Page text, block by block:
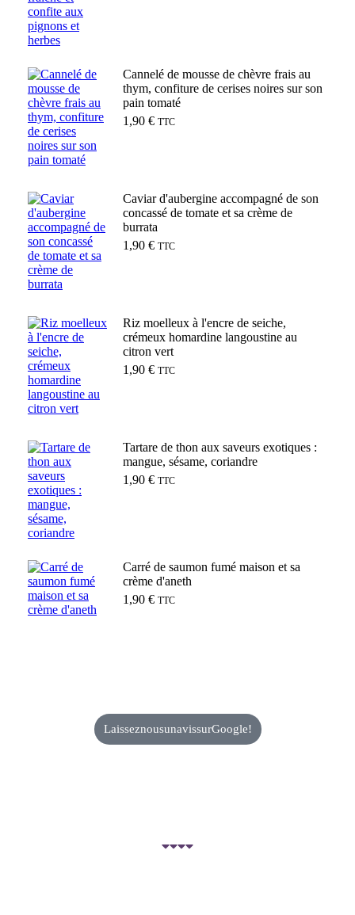
Cannelé de mousse de chèvre frais au
thym, confiture de cerises noires sur son
pain tomaté
1,90 € TTC
Caviar d'aubergine accompagné de son
concassé de tomate et sa crème de
burrata
1,90 € TTC
Riz moelleux à l'encre de seiche,
crémeux homardine langoustine au
citron vert
1,90 € TTC
Tartare de thon aux saveurs exotiques :
mangue, sésame, coriandre
1,90 € TTC
Carré de saumon fumé maison et sa
crème d'aneth
1,90 € TTC
Laissez nous un avis sur Google !